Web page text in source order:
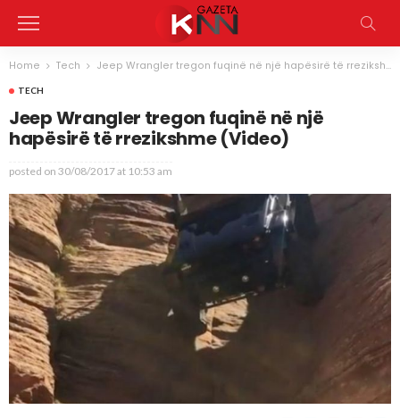
Home Tech Jeep Wrangler tregon fuqinë në një hapësirë të rrezikshme (Video)
TECH
Jeep Wrangler tregon fuqinë në një
hapësirë të rrezikshme (Video)
posted on 30/08/2017 at 10:53 am